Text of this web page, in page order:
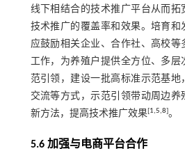
线下相结合的技术推广平台从而拓
技术推广的覆盖率和效果。培育和
应鼓励相关企业、合作社、高校等
工作，为养殖户提供全方位、多层
范引领，建设一批高标准示范基地
交流等方式，示范引领带动周边养
新方法，提高技术推广效果[1,5,8]。
5.6 加强与电商平台合作